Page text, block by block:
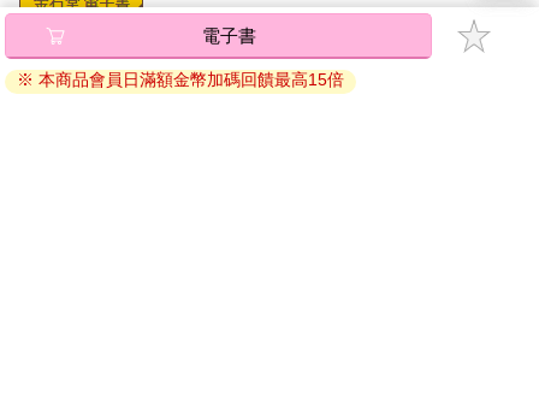
將儲存於會員中心→電子書服務「我的e書櫃」，點選線上
閱讀直接開啟閱讀。
線上閱讀：
電子書
※ 本商品會員日滿額金幣加碼回饋最高15倍